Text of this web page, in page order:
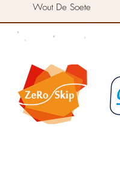
Wout De Soete